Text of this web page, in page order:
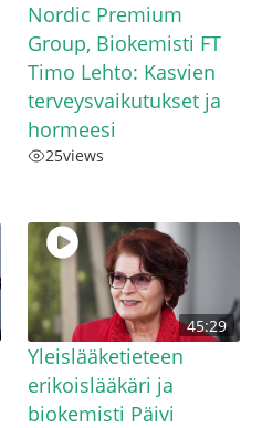
Nordic Premium
Group, Biokemisti FT
Timo Lehto: Kasvien
terveysvaikutukset ja
hormeesi
25views
45:29
Yleislääketieteen
erikoislääkäri ja
biokemisti Päivi